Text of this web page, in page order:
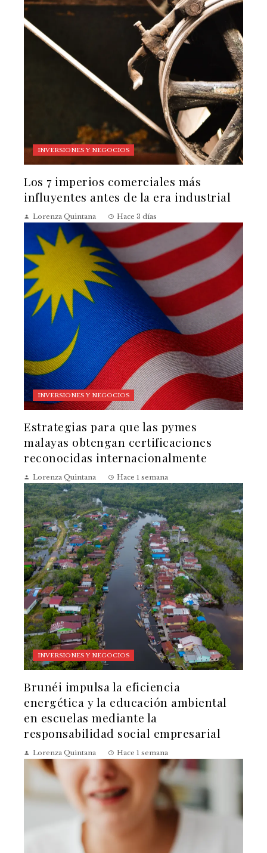
INVERSIONES Y NEGOCIOS
Los 7 imperios comerciales más
influyentes antes de la era industrial
Lorenza Quintana Hace 3 días
INVERSIONES Y NEGOCIOS
Estrategias para que las pymes
malayas obtengan certificaciones
reconocidas internacionalmente
Lorenza Quintana Hace 1 semana
INVERSIONES Y NEGOCIOS
Brunéi impulsa la eficiencia
energética y la educación ambiental
en escuelas mediante la
responsabilidad social empresarial
Lorenza Quintana Hace 1 semana